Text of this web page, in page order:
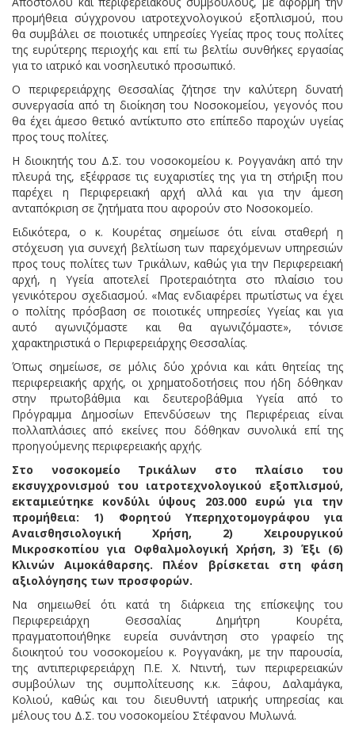
προμήθεια σύγχρονου ιατροτεχνολογικού εξοπλισμού, που
θα συμβάλει σε ποιοτικές υπηρεσίες Υγείας προς τους πολίτες
της ευρύτερης περιοχής και επί τω βελτίω συνθήκες εργασίας
για το ιατρικό και νοσηλευτικό προσωπικό.
Ο περιφερειάρχης Θεσσαλίας ζήτησε την καλύτερη δυνατή
συνεργασία από τη διοίκηση του Νοσοκομείου, γεγονός που
θα έχει άμεσο θετικό αντίκτυπο στο επίπεδο παροχών υγείας
προς τους πολίτες.
Η διοικητής του Δ.Σ. του νοσοκομείου κ. Ρογγανάκη από την
πλευρά της, εξέφρασε τις ευχαριστίες της για τη στήριξη που
παρέχει η Περιφερειακή αρχή αλλά και για την άμεση
ανταπόκριση σε ζητήματα που αφορούν στο Νοσοκομείο.
Ειδικότερα, ο κ. Κουρέτας σημείωσε ότι είναι σταθερή η
στόχευση για συνεχή βελτίωση των παρεχόμενων υπηρεσιών
προς τους πολίτες των Τρικάλων, καθώς για την Περιφερειακή
αρχή, η Υγεία αποτελεί Προτεραιότητα στο πλαίσιο του
γενικότερου σχεδιασμού. «Μας ενδιαφέρει πρωτίστως να έχει
ο πολίτης πρόσβαση σε ποιοτικές υπηρεσίες Υγείας και για
αυτό αγωνιζόμαστε και θα αγωνιζόμαστε», τόνισε
χαρακτηριστικά ο Περιφερειάρχης Θεσσαλίας.
Όπως σημείωσε, σε μόλις δύο χρόνια και κάτι θητείας της
περιφερειακής αρχής, οι χρηματοδοτήσεις που ήδη δόθηκαν
στην πρωτοβάθμια και δευτεροβάθμια Υγεία από το
Πρόγραμμα Δημοσίων Επενδύσεων της Περιφέρειας είναι
πολλαπλάσιες από εκείνες που δόθηκαν συνολικά επί της
προηγούμενης περιφερειακής αρχής.
Στο νοσοκομείο Τρικάλων στο πλαίσιο του
εκσυγχρονισμού του ιατροτεχνολογικού εξοπλισμού,
εκταμιεύτηκε κονδύλι ύψους 203.000 ευρώ για την
προμήθεια: 1) Φορητού Υπερηχοτομογράφου για
Αναισθησιολογική Χρήση, 2) Χειρουργικού
Μικροσκοπίου για Οφθαλμολογική Χρήση, 3) Έξι (6)
Κλινών Αιμοκάθαρσης. Πλέον βρίσκεται στη φάση
αξιολόγησης των προσφορών.
Να σημειωθεί ότι κατά τη διάρκεια της επίσκεψης του
Περιφερειάρχη Θεσσαλίας Δημήτρη Κουρέτα,
πραγματοποιήθηκε ευρεία συνάντηση στο γραφείο της
διοικητού του νοσοκομείου κ. Ρογγανάκη, με την παρουσία,
της αντιπεριφερειάρχη Π.Ε. Χ. Ντιντή, των περιφερειακών
συμβούλων της συμπολίτευσης κ.κ. Ξάφου, Δαλαμάγκα,
Κολιού, καθώς και του διευθυντή ιατρικής υπηρεσίας και
μέλους του Δ.Σ. του νοσοκομείου Στέφανου Μυλωνά.